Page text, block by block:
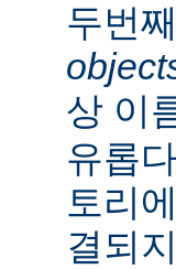
두번
상 이
유롭
토리
결되